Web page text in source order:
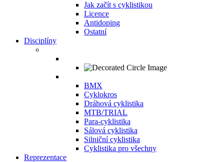
Jak začít s cyklistikou
Licence
Antidoping
Ostatní
Disciplíny
BMX
Cyklokros
Dráhová cyklistika
MTB/TRIAL
Para-cyklistika
Sálová cyklistika
Silniční cyklistika
Cyklistika pro všechny
Reprezentace